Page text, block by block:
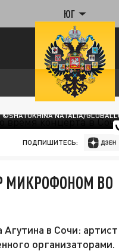
ЮГ
NATALIA/
ПОДПИШИТЕСЬ:
МИКРОФОНОМ ВО
в Сочи: артист
организаторами.